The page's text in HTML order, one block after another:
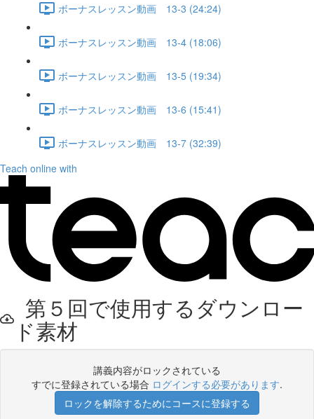
ボーナスレッスン動画 13-3 (24:24)
ボーナスレッスン動画 13-4 (18:06)
ボーナスレッスン動画 13-5 (19:34)
ボーナスレッスン動画 13-6 (15:41)
ボーナスレッスン動画 13-7 (32:39)
Teach online with
第５回で使用するダウンロー
ド素材
講義内容がロックされている
すでに登録されている場合 ログインする必要があります.
ロックを解除するためにコースに登録する